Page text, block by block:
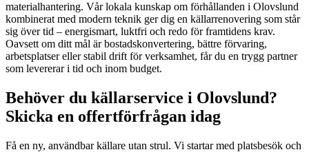
materialhantering. Vår lokala kunskap om förhållanden i Olovslund
kombinerat med modern teknik ger dig en källarrenovering som står
sig över tid – energismart, luktfri och redo för framtidens krav.
Oavsett om ditt mål är bostadskonvertering, bättre förvaring,
arbetsplatser eller stabil drift för verksamhet, får du en trygg partner
som levererar i tid och inom budget.
Behöver du källarservice i Olovslund?
Skicka en offertförfrågan idag
Få en ny, användbar källare utan strul. Vi startar med platsbesök och